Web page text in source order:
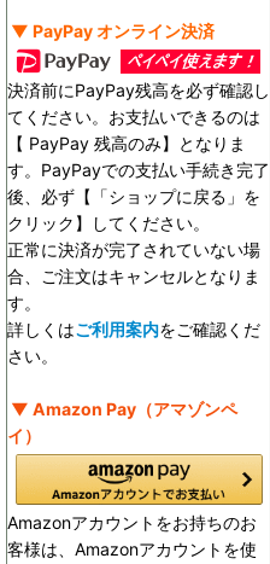
▼ PayPay オンライン決済
決済前にPayPay残高を必ず確認し
てください。お支払いできるのは
【 PayPay 残高のみ】となりま
す。PayPayでの支払い手続き完了
後、必ず【「ショップに戻る」を
クリック】してください。
正常に決済が完了されていない場
合、ご注文はキャンセルとなりま
す。
詳しくはご利用案内をご確認くだ
さい。
▼ Amazon Pay（アマゾンペ
イ）
Amazonアカウントをお持ちのお
客様は、Amazonアカウントを使